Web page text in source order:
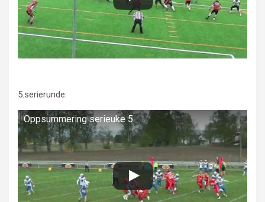
5.serierunde:
Oppsummering serieuke 5